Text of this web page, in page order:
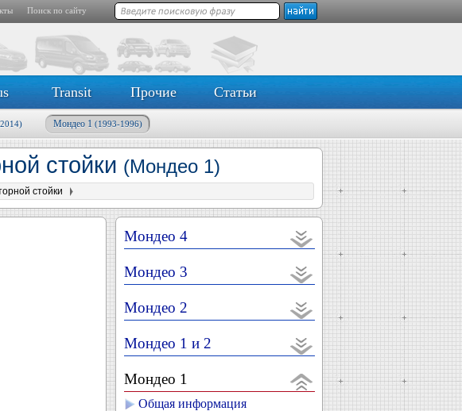
Поиск по сайту
Transit Прочие Статьи
Мондео 1 (1993-1996)
стойки (Мондео 1)
стойки
Мондео 4
Мондео 3
Мондео 2
Мондео 1 и 2
Мондео 1
Общая информация